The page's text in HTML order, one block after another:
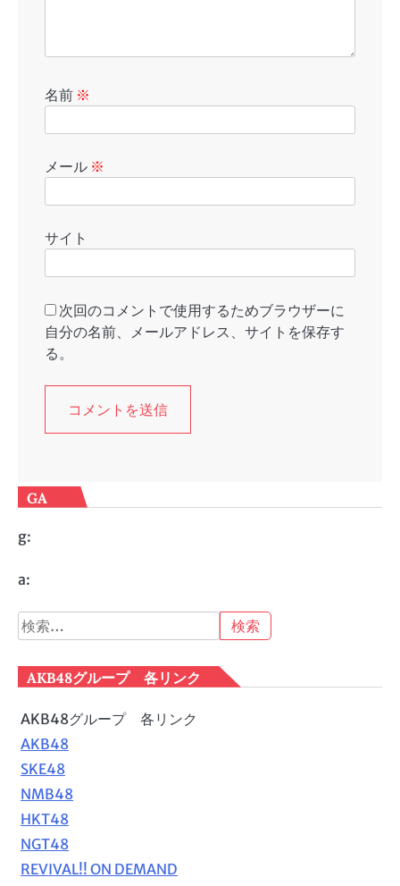
名前 ※
メール ※
サイト
次回のコメントで使用するためブラウザーに
自分の名前、メールアドレス、サイトを保存す
る。
GA
g:
a:
検
索:
AKB48グループ 各リンク
AKB48グループ 各リンク
AKB48
SKE48
NMB48
HKT48
NGT48
REVIVAL!! ON DEMAND